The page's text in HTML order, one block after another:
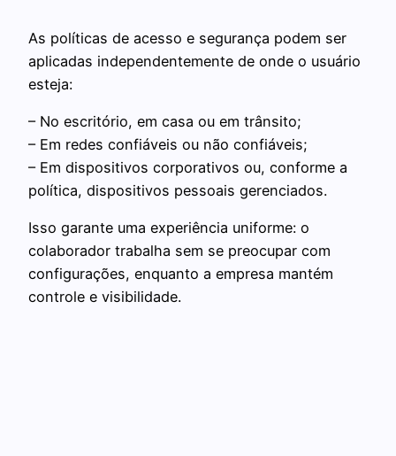
As políticas de acesso e segurança podem ser
aplicadas independentemente de onde o usuário
esteja:
– No escritório, em casa ou em trânsito;
– Em redes confiáveis ou não confiáveis;
– Em dispositivos corporativos ou, conforme a
política, dispositivos pessoais gerenciados.
Isso garante uma experiência uniforme: o
colaborador trabalha sem se preocupar com
configurações, enquanto a empresa mantém
controle e visibilidade.